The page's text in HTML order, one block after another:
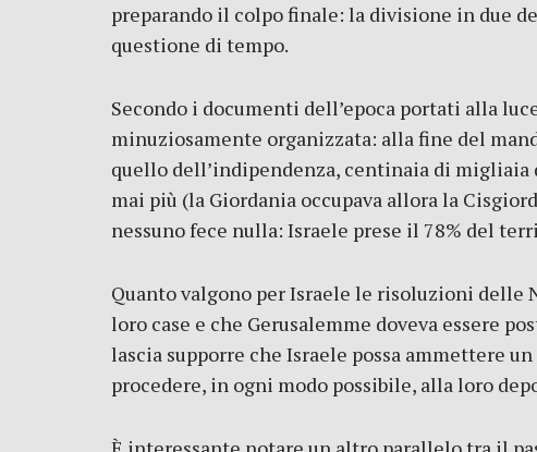
preparando il colpo finale: la divisione in due
questione di tempo.
Secondo i documenti dell’epoca portati alla
minuziosamente organizzata: alla fine del
quello dell’indipendenza, centinaia di migliaia
mai più (la Giordania occupava allora la
nessuno fece nulla: Israele prese il 78% del
Quanto valgono per Israele le risoluzioni delle
loro case e che Gerusalemme doveva essere
lascia supporre che Israele possa ammettere
procedere, in ogni modo possibile, alla loro